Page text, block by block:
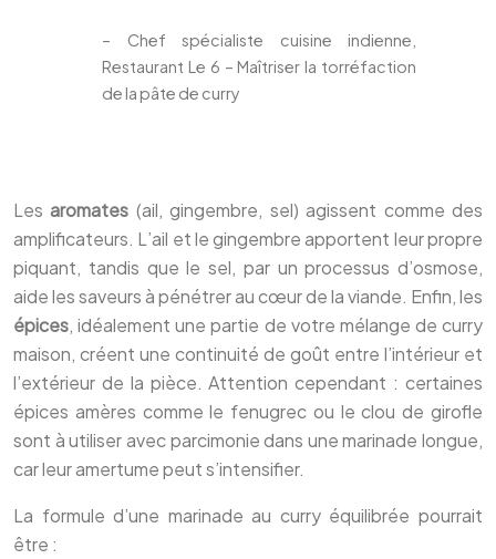
– Chef spécialiste cuisine indienne,
Restaurant Le 6 – Maîtriser la torréfaction
de la pâte de curry
Lesaromates (ail, gingembre, sel) agissent comme des
amplificateurs. L’ail et le gingembre apportent leur propre
piquant, tandis que le sel, par un processus d’osmose,
aide les saveurs à pénétrer au cœur de la viande. Enfin, les
épices, idéalement une partie de votre mélange de curry
maison, créent une continuité de goût entre l’intérieur et
l’extérieur de la pièce. Attention cependant : certaines
épices amères comme le fenugrec ou le clou de girofle
sont à utiliser avec parcimonie dans une marinade longue,
car leur amertume peut s’intensifier.
La formule d’une marinade au curry équilibrée pourrait
être :